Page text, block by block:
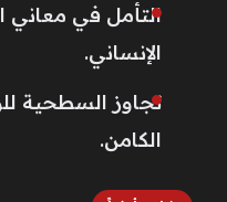
التأمل في معاني
الإنساني.
تجاوز السطحية
الكامن.